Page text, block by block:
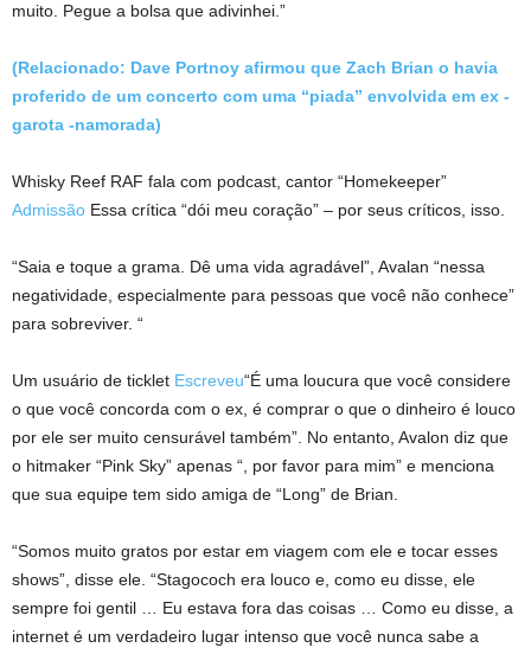
muito. Pegue a bolsa que adivinhei.”
(Relacionado: Dave Portnoy afirmou que Zach Brian o havia
proferido de um concerto com uma “piada” envolvida em ex -
garota -namorada)
Whisky Reef RAF fala com podcast, cantor “Homekeeper”
Admissão Essa crítica “dói meu coração” – por seus críticos, isso.
“Saia e toque a grama. Dê uma vida agradável”, Avalan “nessa
negatividade, especialmente para pessoas que você não conhece”
para sobreviver. “
Um usuário de ticklet Escreveu“É uma loucura que você considere
o que você concorda com o ex, é comprar o que o dinheiro é louco
por ele ser muito censurável também”. No entanto, Avalon diz que
o hitmaker “Pink Sky” apenas “, por favor para mim” e menciona
que sua equipe tem sido amiga de “Long” de Brian.
“Somos muito gratos por estar em viagem com ele e tocar esses
shows”, disse ele. “Stagococh era louco e, como eu disse, ele
sempre foi gentil … Eu estava fora das coisas … Como eu disse, a
internet é um verdadeiro lugar intenso que você nunca sabe a